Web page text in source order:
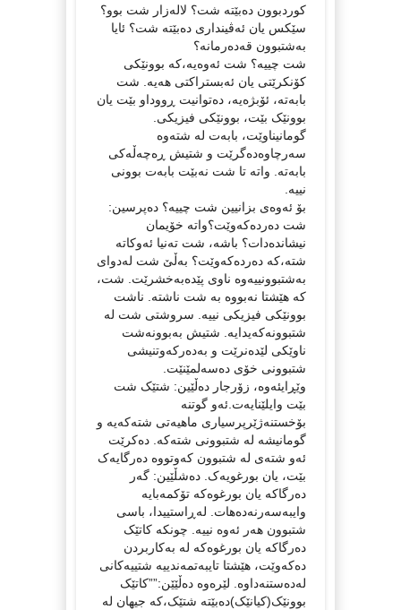
کوردبوون دەبێتە شت؟ لالەزار شت بوو؟
سێکس یان ئەڤینداری دەبێتە شت؟ ئایا
بەشتبوون قەدەرمانە؟
شت چییە؟ شت ئەوەیە،کە بوونێکی
کۆنکرێتی یان ئەبستراکتی هەیە. شت
بابەتە، ئۆبژەیە، دەتوانیت ڕووداو بێت یان
بوونێک بێت، بوونێکی فیزیکی.
گومانیناوێت، بابەت لە شتەوە
سەرچاوەدەگرێت و شتیش ڕەچەڵەکی
بابەتە. واتە تا شت نەبێت بابەت بوونی
نییە.
بۆ ئەوەی بزانیین شت چییە؟ دەپرسین:
شت دەردەکەوێت؟واتە خۆیمان
نیشاندەدات؟ باشە، شت تەنیا ئەوکاتە
شتە،کە دەردەکەوێت؟ بەڵێ شت لەدوای
بەشتبوونییەوە ناوی پێدەبەخشرێت. شت،
کە هێشتا نەبووە بە شت ناشتە. ناشت
بوونێکی فیزیکی نییە. سروشتی شت لە
شتبوونەکەیدایە. شتیش بەبوونەشت
ناوێکی لێدەنرێت و بەدەرکەوتنیشی
شتبوونی خۆی دەسەلمێنێت.
وێڕایئەوە، زۆرجار دەڵێین: شتێک شت
بێت وایلێنایەت.ئەو گوتنە
بۆخستنەژێرپرسیاری ماهیەتی شتەکەیە و
گومانیشە لە شتبوونی شتەکە. دەکرێت
ئەو شتەی لە شتبوون کەوتووە دەرگایەک
بێت، یان بورغویەک. دەشڵێین: گەر
دەرگاکە یان بورغوەکە تۆکمەبایە
وایبەسەرنەدەهات. لەڕاستییدا، باسی
شتبوون هەر ئەوە نییە. چونکە کاتێک
دەرگاکە یان بورغوەکە لە بەکاربردن
دەکەوێت، هێشتا تایبەتمەندییە شتییەکانی
لەدەستنەداوە. لێرەوە دەڵێێن:””کاتێک
بوونێک(کیانێک)دەبێتە شتێک،کە جیهان لە